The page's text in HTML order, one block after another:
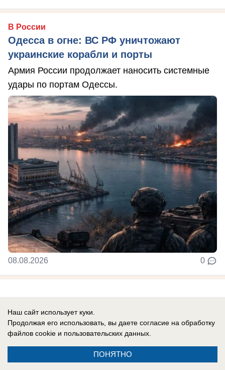
В России
Одесса в огне: ВС РФ уничтожают
украинские корабли и порты
Армия России продолжает наносить системные
удары по портам Одессы.
08.08.2026 0
Наш сайт использует куки.
Продолжая его использовать, вы даете согласие на обработку
файлов cookie и пользовательских данных.
ПОНЯТНО